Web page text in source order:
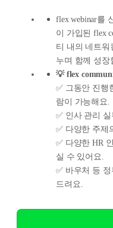
flex webinar를
이 가입된 flex
티 내의 네트워
누며 함께 성장
💡 flex
✅ 그동안 진행
람이 가능해요.
✅ 인사 관리
✅ 다양한 주제
✅ 다양한 HR
실 수 있어요.
✅ 바우처 등
드려요.